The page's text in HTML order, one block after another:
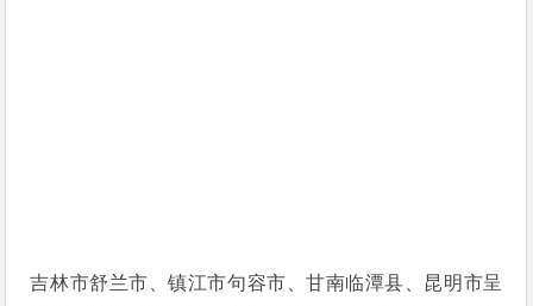
吉林市舒兰市、镇江市句容市、甘南临潭县、昆明市呈